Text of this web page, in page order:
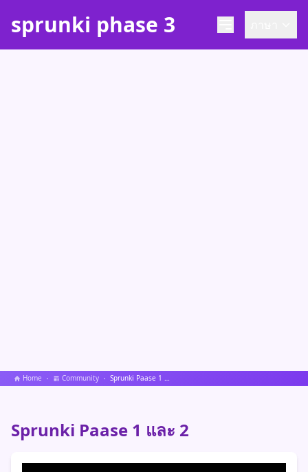
sprunki phase 3
Home Community Sprunki Paase 1 และ 2
Sprunki Paase 1 และ 2